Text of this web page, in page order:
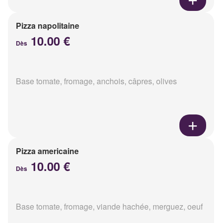
Pizza napolitaine
Dès 10.00 €
Base tomate, fromage, anchois, câpres, olives
Pizza americaine
Dès 10.00 €
Base tomate, fromage, viande hachée, merguez, oeuf